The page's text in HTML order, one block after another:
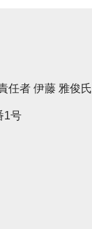
任者 伊藤 雅俊氏
1号